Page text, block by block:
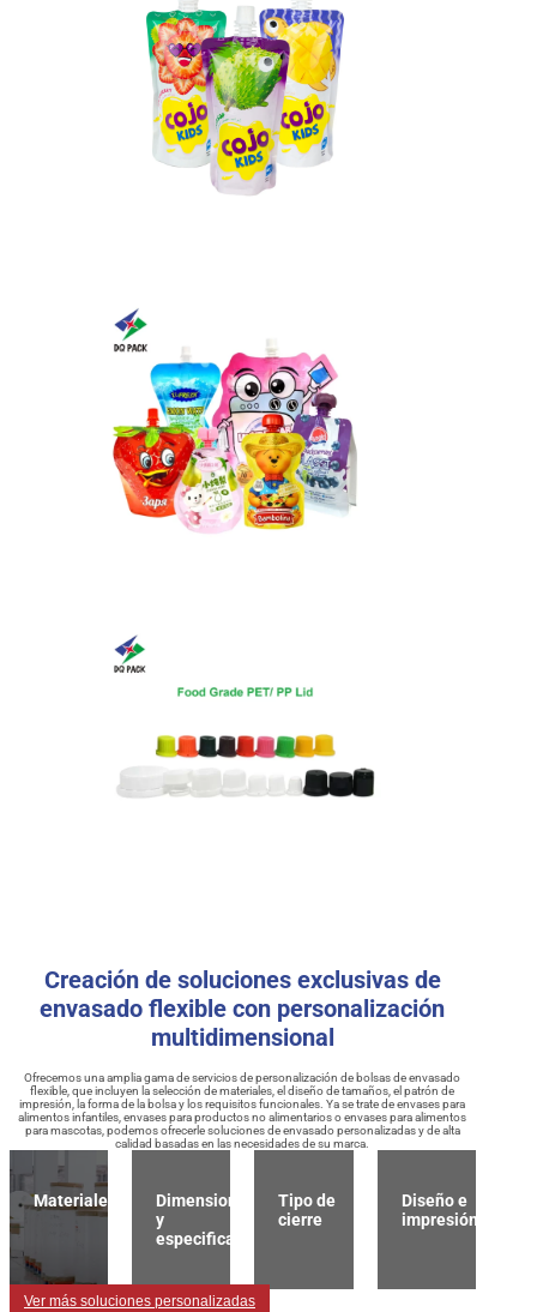
Creación de soluciones exclusivas de
envasado flexible con personalización
multidimensional
Ofrecemos una amplia gama de servicios de personalización de bolsas de envasado
flexible, que incluyen la selección de materiales, el diseño de tamaños, el patrón de
impresión, la forma de la bolsa y los requisitos funcionales. Ya se trate de envases para
alimentos infantiles, envases para productos no alimentarios o envases para alimentos
para mascotas, podemos ofrecerle soluciones de envasado personalizadas y de alta
calidad basadas en las necesidades de su marca.
Materiales
Dimensiones
y
especificaciones
Tipo de
cierre
Diseño e
impresión
Ver más soluciones personalizadas